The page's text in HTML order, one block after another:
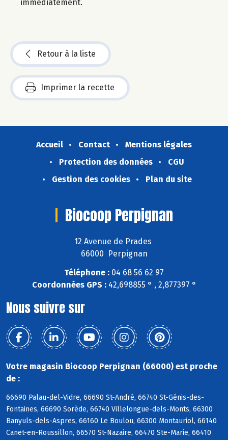
immédiatement.
Retour à la liste
Imprimer la recette
Accueil Contact
Mentions légales
Protection des données
CGU
Gestion des cookies
Plan du site
Biocoop Perpignan
12 Avenue de Prades
66000 Perpignan
Téléphone : 04 68 56 62 97
Coordonnées GPS :42,698855 ° , 2,877397 °
Nous suivre sur
Votre magasin Biocoop Perpignan (66000) est proche
de :
66690 Palau-del-Vidre, 66690 St-André, 66740 St-Génis-des-
Fontaines, 66690 Sorède, 66740 Villelongue-dels-Monts, 66300
Banyuls-dels-Aspres, 66160 Le Boulou, 66300 Montauriol, 66140
Canet-en-Roussillon, 66570 St-Nazaire, 66470 Ste-Marie, 66410